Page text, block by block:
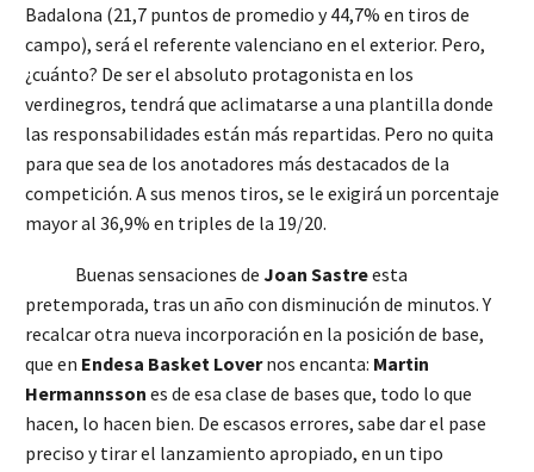
Badalona (21,7 puntos de promedio y 44,7% en tiros de
campo), será el referente valenciano en el exterior. Pero,
¿cuánto? De ser el absoluto protagonista en los
verdinegros, tendrá que aclimatarse a una plantilla donde
las responsabilidades están más repartidas. Pero no quita
para que sea de los anotadores más destacados de la
competición. A sus menos tiros, se le exigirá un porcentaje
mayor al 36,9% en triples de la 19/20.
Buenas sensaciones de Joan Sastreesta
pretemporada, tras un año con disminución de minutos. Y
recalcar otra nueva incorporación en la posición de base,
que en Endesa Basket Lovernos encanta: Martin
Hermannsson es de esa clase de bases que, todo lo que
hacen, lo hacen bien. De escasos errores, sabe dar el pase
preciso y tirar el lanzamiento apropiado, en un tipo